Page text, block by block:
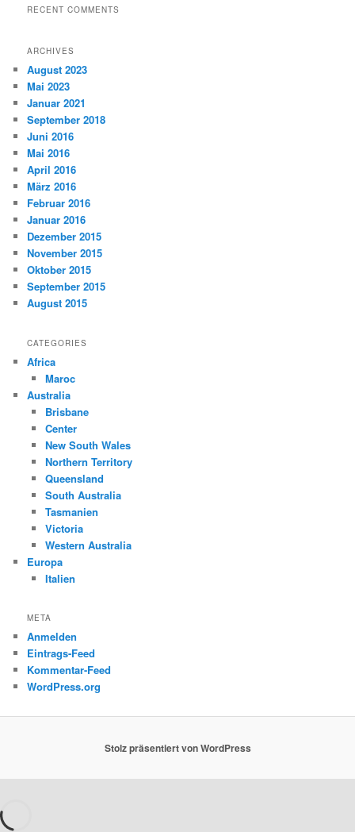
RECENT COMMENTS
ARCHIVES
August 2023
Mai 2023
Januar 2021
September 2018
Juni 2016
Mai 2016
April 2016
März 2016
Februar 2016
Januar 2016
Dezember 2015
November 2015
Oktober 2015
September 2015
August 2015
CATEGORIES
Africa
Maroc
Australia
Brisbane
Center
New South Wales
Northern Territory
Queensland
South Australia
Tasmanien
Victoria
Western Australia
Europa
Italien
META
Anmelden
Eintrags-Feed
Kommentar-Feed
WordPress.org
Stolz präsentiert von WordPress